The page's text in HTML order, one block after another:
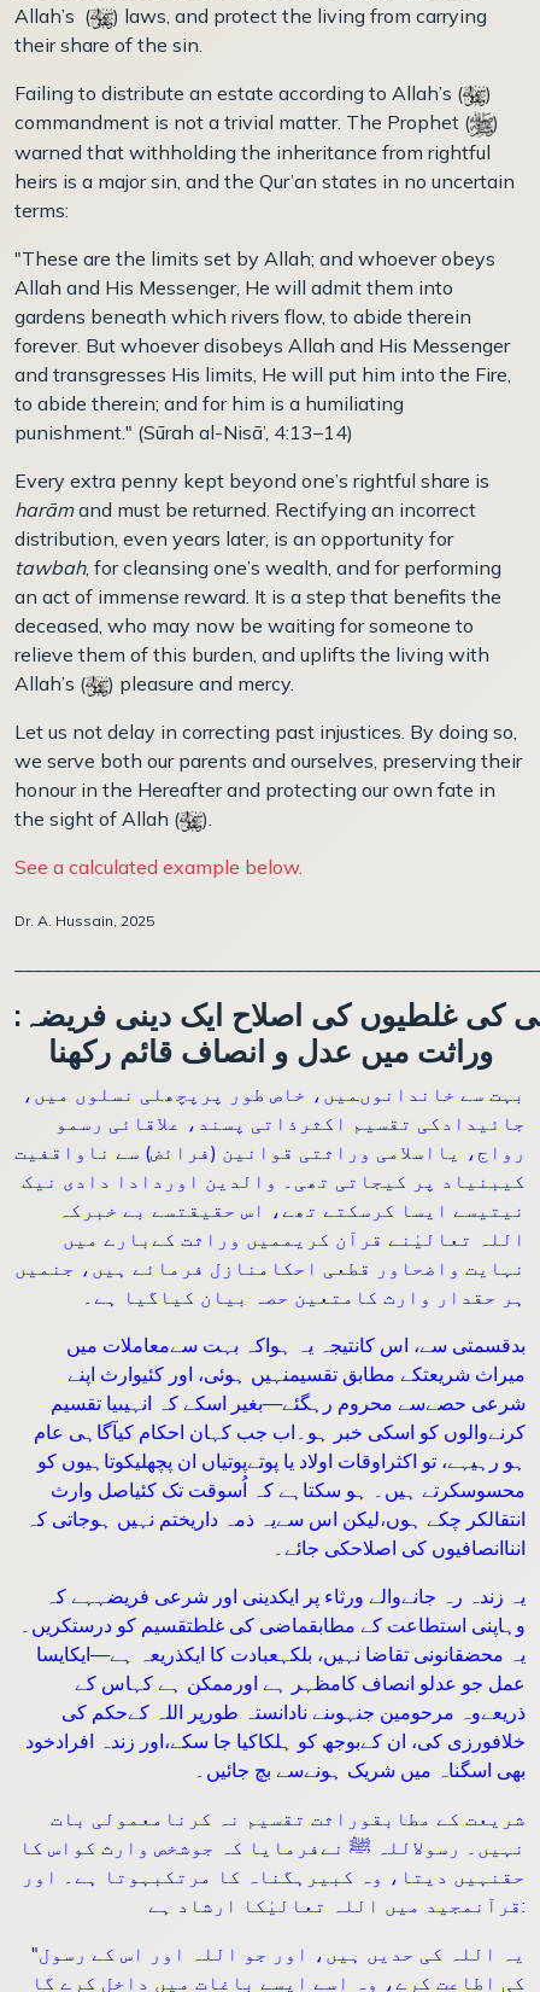
Allah’s (
) laws, and protect the living from carrying
their share of the sin.
Failing to distribute an estate according to Allah’s (
)
commandment is not a trivial matter. The Prophet (
)
warned that withholding the inheritance from rightful
heirs is a major sin, and the Qur’an states in no uncertain
terms:
"These are the limits set by Allah; and whoever obeys
Allah and His Messenger, He will admit them into
gardens beneath which rivers flow, to abide therein
forever. But whoever disobeys Allah and His Messenger
and transgresses His limits, He will put him into the Fire,
to abide therein; and for him is a humiliating
punishment." (Sūrah al-Nisā’, 4:13–14)
Every extra penny kept beyond one’s rightful share is
harāmand must be returned. Rectifying an incorrect
distribution, even years later, is an opportunity for
tawbah, for cleansing one’s wealth, and for performing
an act of immense reward. It is a step that benefits the
deceased, who may now be waiting for someone to
relieve them of this burden, and uplifts the living with
Allah’s (
) pleasure and mercy.
Let us not delay in correcting past injustices. By doing so,
we serve both our parents and ourselves, preserving their
honour in the Hereafter and protecting our own fate in
the sight of Allah (
).
See a calculated example below.
Dr. A. Hussain, 2025
کی غلطیوں کی اصلاح ایک دینی فریضہ
وراثت میں عدل و انصاف قائم رکھنا
بہت سے خاندانوںمیں، خاص طور پرپچھلی نسلوں میں،
جائیدادکی تقسیم اکثرذاتی پسند، علاقائی رسمو
رواج، یااسلامی وراثتی قوانین (فرائض) سے ناواقفیت
کیبنیاد پر کیجاتی تھی۔ والدین اوردادا دادی نیک
نیتیسے ایسا کرسکتے تھے، اس حقیقتسے بے خبرکہ
اللہ تعالیٰنے قرآن کریممیں وراثت کےبارے میں
نہایت واضحاور قطعی احکامنازل فرمائے ہیں، جنمیں
ہر حقدار وارث کامتعین حصہ بیان کیاگیا ہے۔
بدقسمتی سے، اس کانتیجہ یہ ہواکہ بہت سےمعاملات میں
میراث شریعتکے مطابق تقسیمنہیں ہوئی، اور کئیوارث اپنے
شرعی حصےسے محروم رہگئے—بغیر اسکے کہ انہیںیا تقسیم
کرنےوالوں کو اسکی خبر ہو۔اب جب کہان احکام کیآگاہی عام
ہو رہیہے، تو اکثراوقات اولاد یا پوتےپوتیاں ان پچھلیکوتاہیوں کو
محسوسکرتے ہیں۔ ہو سکتاہے کہ اُسوقت تک کئیاصل وارث
انتقالکر چکے ہوں،لیکن اس سےیہ ذمہ داریختم نہیں ہوجاتی کہ
انناانصافیوں کی اصلاحکی جائے۔
یہ زندہ رہ جانےوالے ورثاء پر ایکدینی اور شرعی فریضہہے کہ
وہاپنی استطاعت کے مطابقماضی کی غلطتقسیم کو درستکریں۔
یہ محضقانونی تقاضا نہیں، بلکہعبادت کا ایکذریعہ ہے—ایکایسا
عمل جو عدلو انصاف کامظہر ہے اورممکن ہے کہاس کے
ذریعےوہ مرحومین جنہوںنے نادانستہ طورپر اللہ کےحکم کی
خلافورزی کی، ان کےبوجھ کو ہلکاکیا جا سکے،اور زندہ افرادخود
بھی اسگناہ میں شریک ہونےسے بچ جائیں۔
شریعت کے مطابقوراثت تقسیم نہ کرنامعمولی بات
نہیں۔ رسولاللہ ﷺ نےفرمایا کہ جوشخص وارث کواس کا
حقنہیں دیتا، وہ کبیرہگناہ کا مرتکبہوتا ہے۔ اور
قرآنمجید میں اللہ تعالیٰکا ارشاد ہے:
"یہ اللہ کی حدیں ہیں، اور جو اللہ اور اس کے رسول
کی اطاعت کرے، وہ اسے ایسے باغات میں داخل کرے گا